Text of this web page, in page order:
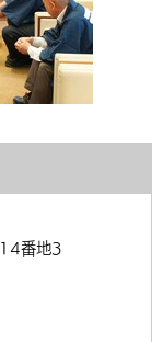
番地3